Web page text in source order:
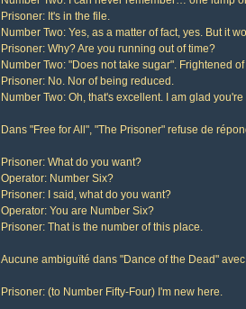
Prisoner: It's in the file.
Number Two: Yes, as a matter of fact, yes. But it
Prisoner: Why? Are you running out of time?
Number Two: "Does not take sugar". Frightened
Prisoner: No. Nor of being reduced.
Number Two: Oh, that's excellent. I am glad
Dans "Free for All", "The Prisoner" refuse de
Prisoner: What do you want?
Operator: Number Six?
Prisoner: I said, what do you want?
Operator: You are Number Six?
Prisoner: That is the number of this place.
Aucune ambiguïté dans "Dance of the Dead"
Prisoner: (to Number Fifty-Four) I'm new here.